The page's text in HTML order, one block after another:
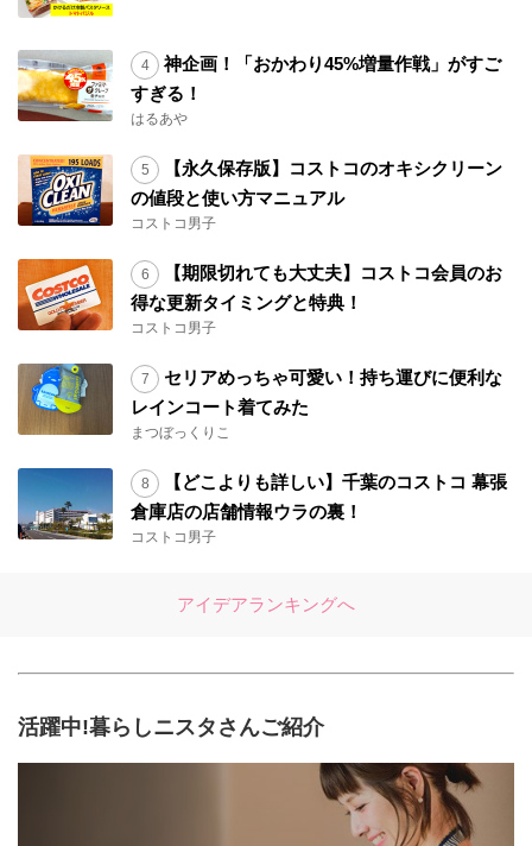
神企画！「おかわり45%増量作戦」がすご
すぎる！
はるあや
【永久保存版】コストコのオキシクリーン
の値段と使い方マニュアル
コストコ男子
【期限切れても大丈夫】コストコ会員のお
得な更新タイミングと特典！
コストコ男子
セリアめっちゃ可愛い！持ち運びに便利な
レインコート着てみた
まつぼっくりこ
【どこよりも詳しい】千葉のコストコ 幕張
倉庫店の店舗情報ウラの裏！
コストコ男子
アイデアランキングへ
活躍中!暮らしニスタさんご紹介